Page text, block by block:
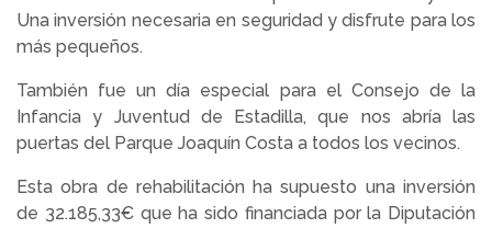
Una inversión necesaria en seguridad y disfrute para los
más pequeños.
También fue un día especial para el Consejo de la
Infancia y Juventud de Estadilla, que nos abría las
puertas del Parque Joaquín Costa a todos los vecinos.
Esta obra de rehabilitación ha supuesto una inversión
de 32.185,33€ que ha sido financiada por la Diputación